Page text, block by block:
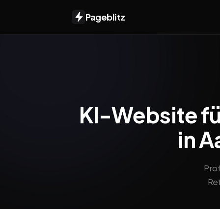
Pageblitz
KI-Website
in